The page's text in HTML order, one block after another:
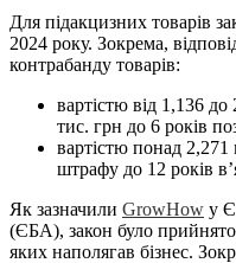
Для підакцизних товарів
2024 року. Зокрема,
контрабанду товарів:
вартістю від 1,136
тис. грн до 6 років
вартістю понад
штрафу до 12 років
Як зазначили GrowHow у
(ЄБА), закон було
яких наполягав бізнес.